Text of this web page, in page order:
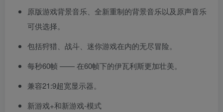
原版游戏背景音乐、全新重制的背景音乐以及原声音乐
可供选择。
包括狩猎、战斗、迷你游戏在内的无尽冒险。
每秒60帧 —— 在60帧下的伊瓦利斯更加壮美。
兼容21:9超宽显示器。
新游戏+和新游戏-模式